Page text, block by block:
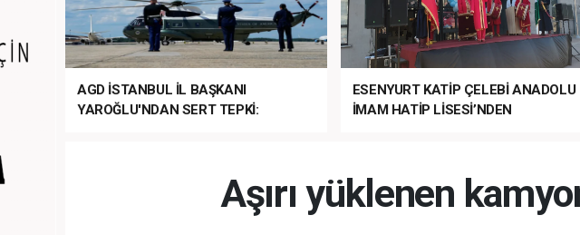
AGD İSTANBUL İL BAŞKANI
YAROĞLU'NDAN SERT TEPKİ:
ESENYURT KATİP ÇELEBİ ANADOLU
İMAM HATİP LİSESİ’NDEN
Aşırı yüklenen